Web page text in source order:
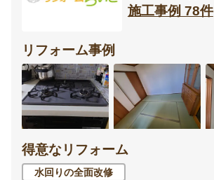
施工事例 78件
リフォーム事例
得意なリフォーム
水回りの全面改修